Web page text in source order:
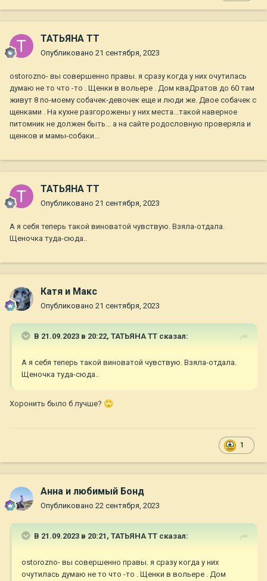
ТАТЬЯНА ТТ
Опубликовано 21 сентября, 2023
ostorozno- вы совершенно правы. я сразу когда у них очутилась
думаю не то что -то . Щенки в вольере . Дом кваДратов до 60 там
живут 8 по-моему собачек-девочек еще и люди же. Двое собачек с
щенками . На кухне разгорожены у них места...такой наверное
питомник не должен быть... а на сайте родословную проверяла и
щенков и мамы-собаки...
ТАТЬЯНА ТТ
Опубликовано 21 сентября, 2023
А я себя теперь такой виноватой чувствую. Взяла-отдала.
Щеночка туда-сюда..
Катя и Макс
Опубликовано 21 сентября, 2023
В 21.09.2023 в 20:22, ТАТЬЯНА ТТ сказал:
А я себя теперь такой виноватой чувствую. Взяла-отдала.
Щеночка туда-сюда..
Хоронить было б лучше? 🙄
1
Анна и любимый Бонд
Опубликовано 22 сентября, 2023
В 21.09.2023 в 20:21, ТАТЬЯНА ТТ сказал:
ostorozno- вы совершенно правы. я сразу когда у них
очутилась думаю не то что -то . Щенки в вольере . Дом